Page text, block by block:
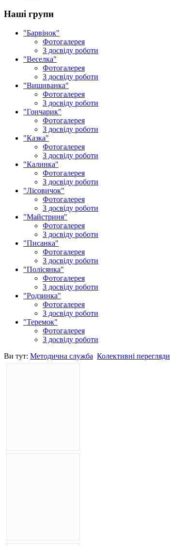
Наші групи
"Барвінок"
Фотогалерея
З досвіду роботи
"Веселка"
Фотогалерея
З досвіду роботи
"Вишиванка"
Фотогалерея
З досвіду роботи
"Гончарик"
Фотогалерея
З досвіду роботи
"Казка"
Фотогалерея
З досвіду роботи
"Калинка"
Фотогалерея
З досвіду роботи
"Лісовичок"
Фотогалерея
З досвіду роботи
"Майстриня"
Фотогалерея
З досвіду роботи
"Писанка"
Фотогалерея
З досвіду роботи
"Полісянка"
Фотогалерея
З досвіду роботи
"Родзинка"
Фотогалерея
З досвіду роботи
"Теремок"
Фотогалерея
З досвіду роботи
Ви тут: Методична служба Колективні перегляди